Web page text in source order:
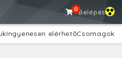
0Belépés
Ingyenesen elérhetőCsomagok